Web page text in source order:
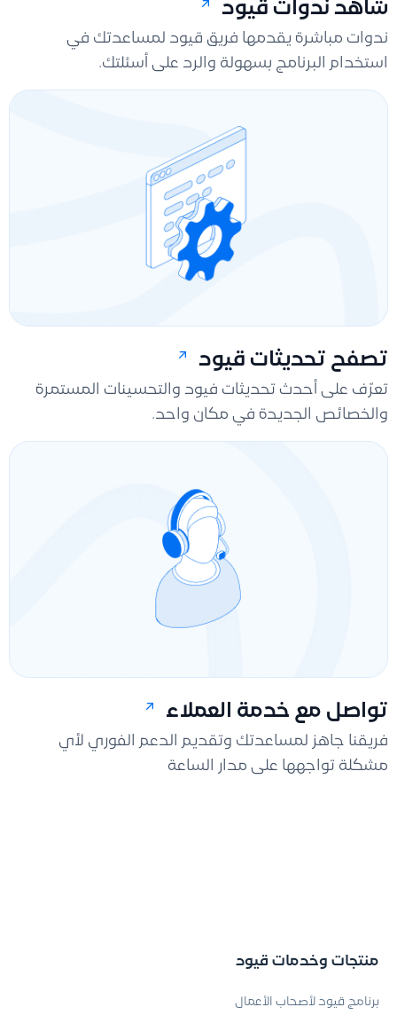
شاهد ندوات قيود
ندوات مباشرة يقدمها فريق قيود لمساعدتك في
استخدام البرنامج بسهولة والرد على أسئلتك.
تصفح تحديثات قيود
تعرّف على أحدث تحديثات فيود والتحسينات المستمرة
والخصائص الجديدة في مكان واحد.
تواصل مع خدمة العملاء
فريقنا جاهز لمساعدتك وتقديم الدعم الفوري لأي
مشكلة تواجهها على مدار الساعة
منتجات وخدمات قيود
برنامج قيود لأصحاب الأعمال